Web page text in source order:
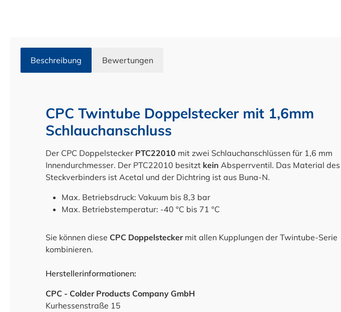
Beschreibung Bewertungen
CPC Twintube Doppelstecker mit 1,6mm
Schlauchanschluss
Der CPC Doppelstecker PTC22010 mit zwei Schlauchanschlüssen für 1,6 mm
Innendurchmesser. Der PTC22010 besitzt kein Absperrventil. Das Material des
Steckverbinders ist Acetal und der Dichtring ist aus Buna-N.
Max. Betriebsdruck: Vakuum bis 8,3 bar
Max. Betriebstemperatur: -40 °C bis 71 °C
Sie können diese CPC Doppelsteckermit allen Kupplungen der Twintube-Serie
kombinieren.
Herstellerinformationen:
CPC - Colder Products Company GmbH
Kurhessenstraße 15